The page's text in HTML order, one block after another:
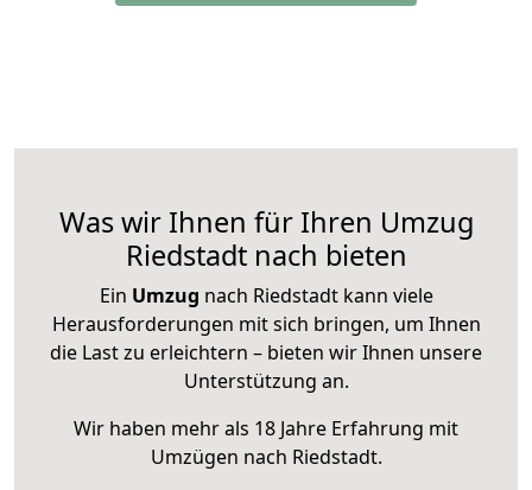
Was wir Ihnen für Ihren Umzug
Riedstadt nach bieten
Ein Umzug nach Riedstadt kann viele
Herausforderungen mit sich bringen, um Ihnen
die Last zu erleichtern – bieten wir Ihnen unsere
Unterstützung an.
Wir haben mehr als 18 Jahre Erfahrung mit
Umzügen nach Riedstadt.